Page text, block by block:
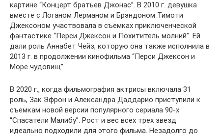
картине “Концерт братьев Джонас”. В 2010 г. девушка
вместе с Логаном Лерманом и Брэндоном Тимоти
Джексоном участвовала в съемках приключенческой
фантастике “Перси Джексон и Похититель молний”. Ей
дали роль Аннабет Чейз, которую она также исполнила в
2013 г. в продолжении кинофильма “Перси Джексон и
Море чудовищ”.
В 2020 г., когда фильмография актрисы включала 31
роль, Зак Эфрон и Александра Даддарио приступили к
съемкам новой версии популярного сериала 90-х
“Спасатели Малибу”. Рост и вес всех трех звезд
идеально подходили для этого фильма. Незадолго до